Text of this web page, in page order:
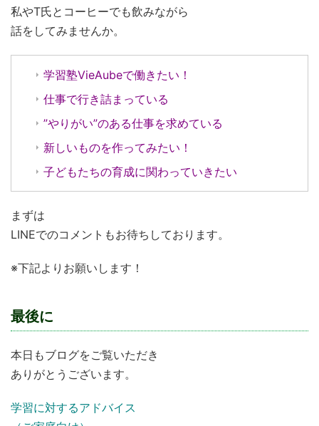
私やT氏とコーヒーでも飲みながら
話をしてみませんか。
学習塾VieAubeで働きたい！
仕事で行き詰まっている
”やりがい”のある仕事を求めている
新しいものを作ってみたい！
子どもたちの育成に関わっていきたい
まずは
LINEでのコメントもお待ちしております。
※下記よりお願いします！
最後に
本日もブログをご覧いただき
ありがとうございます。
学習に対するアドバイス